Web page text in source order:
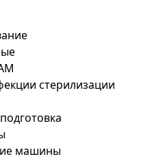
стерилизации
машины